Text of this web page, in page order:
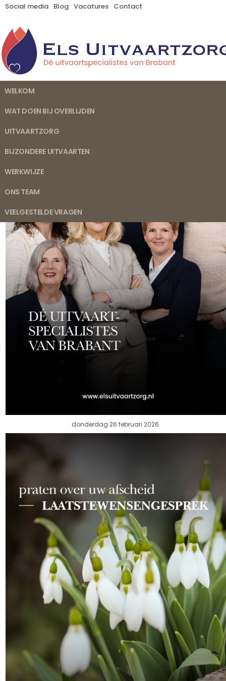
Social media Blog Vacatures Contact
WELKOM
WAT DOEN BIJ OVERLIJDEN
UITVAARTZORG
BIJZONDERE UITVAARTEN
WERKWIJZE
ONS TEAM
VEELGESTELDE VRAGEN
donderdag 26 februari 2026